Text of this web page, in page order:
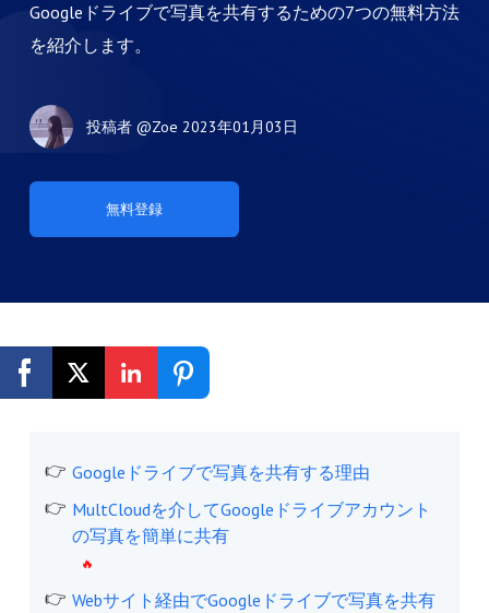
Googleドライブで写真を共有するための7つの無料方法
を紹介します。
無料登録
投稿者 @Zoe 2023年01月03日
Googleドライブで写真を共有する理由
MultCloudを介してGoogleドライブアカウント
の写真を簡単に共有
Webサイト経由でGoogleドライブで写真を共有